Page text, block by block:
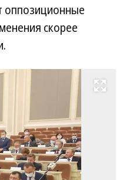
оппозиционные
скорее
Развернуть на весь экран